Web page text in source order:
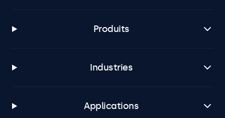
Produits
Industries
Applications